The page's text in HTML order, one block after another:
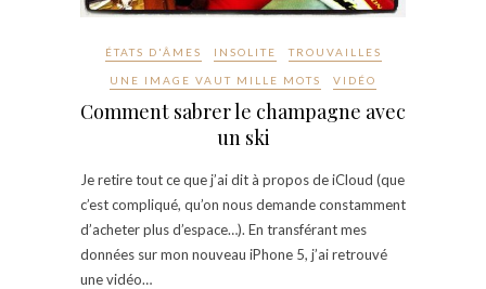
ÉTATS D'ÂMES INSOLITE TROUVAILLES
UNE IMAGE VAUT MILLE MOTS VIDÉO
Comment sabrer le champagne avec
un ski
Je retire tout ce que j’ai dit à propos de iCloud (que
c’est compliqué, qu’on nous demande constamment
d’acheter plus d’espace…). En transférant mes
données sur mon nouveau iPhone 5, j’ai retrouvé
une vidéo…